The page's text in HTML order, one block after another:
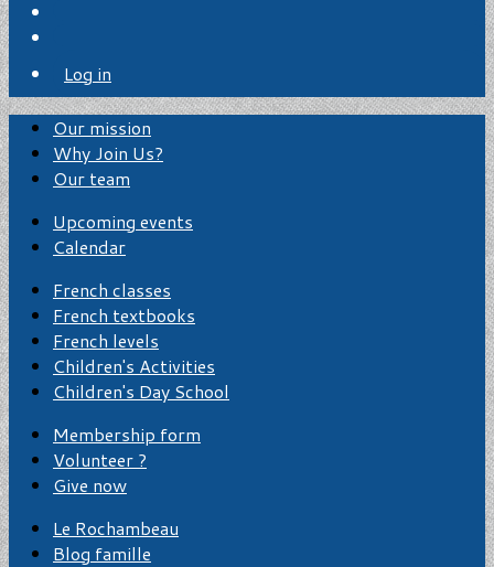
Log in
Our mission
Why Join Us?
Our team
Upcoming events
Calendar
French classes
French textbooks
French levels
Children's Activities
Children's Day School
Membership form
Volunteer ?
Give now
Le Rochambeau
Blog famille